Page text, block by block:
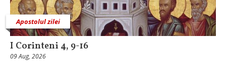
Apostolul zilei
I Corinteni 4, 9-16
09 Aug, 2026